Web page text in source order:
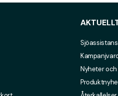
Sjöassistans
Nyheter och